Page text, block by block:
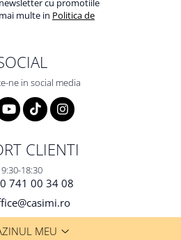
cu promotiile
multe in Politica de
ne in social media
CLIENTI
9:30-18:30
741 00 34 08
MEU